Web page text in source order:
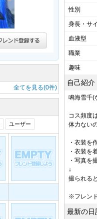
全てを見る(0件)
ユーザー
性別
身長・サ
血液型
職業
趣味
自己紹介
鳴海雪千(
コス頻度
体力ない
・衣装を
・衣装を
・写真を
↓
撮られる
※フレン
最新の日